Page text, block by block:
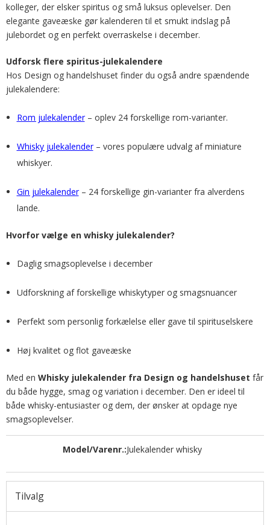
kolleger, der elsker spiritus og små luksus oplevelser. Den
elegante gaveæske gør kalenderen til et smukt indslag på
julebordet og en perfekt overraskelse i december.
Udforsk flere spiritus-julekalendere
Hos Design og handelshuset finder du også andre spændende
julekalendere:
Rom julekalender– oplev 24 forskellige rom-varianter.
Whisky julekalender– vores populære udvalg af miniature
whiskyer.
Gin julekalender– 24 forskellige gin-varianter fra alverdens
lande.
Hvorfor vælge en whisky julekalender?
Daglig smagsoplevelse i december
Udforskning af forskellige whiskytyper og smagsnuancer
Perfekt som personlig forkælelse eller gave til spirituselskere
Høj kvalitet og flot gaveæske
Med en Whisky julekalender fra Design og handelshuset får
du både hygge, smag og variation i december. Den er ideel til
både whisky-entusiaster og dem, der ønsker at opdage nye
smagsoplevelser.
Model/Varenr.:Julekalender whisky
Tilvalg